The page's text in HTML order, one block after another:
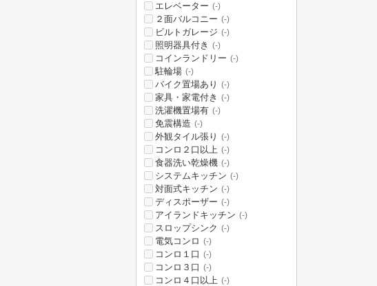
エレベーター (-)
２面バルコニー (-)
ビルトガレージ (-)
照明器具付き (-)
コインランドリー (-)
駐輪場 (-)
バイク置場あり (-)
家具・家電付き (-)
洗濯機置場有 (-)
免震構造 (-)
外観タイル張り (-)
コンロ２口以上 (-)
食器洗い乾燥機 (-)
システムキッチン (-)
対面式キッチン (-)
ディスポーザー (-)
アイランドキッチン (-)
スロップシンク (-)
電気コンロ (-)
コンロ１口 (-)
コンロ３口 (-)
コンロ４口以上 (-)